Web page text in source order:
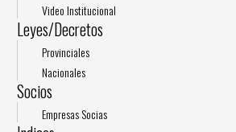
Video Institucional
Leyes/Decretos
Provinciales
Nacionales
Socios
Empresas Socias